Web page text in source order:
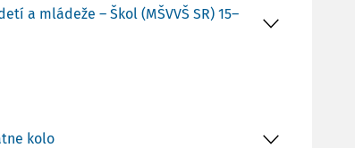
a mládeže – Škol (MŠVVŠ SR) 15–
kolo